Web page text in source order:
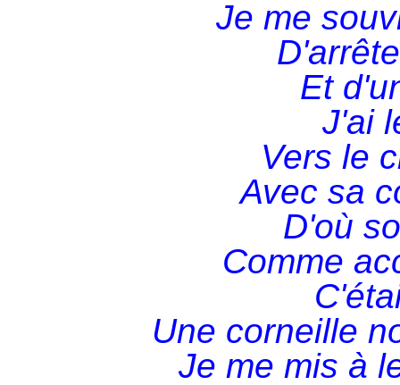
Je me
Et
J'ai
Vers le
Avec sa
D'où
Comme
Une corneille
Je me mis à